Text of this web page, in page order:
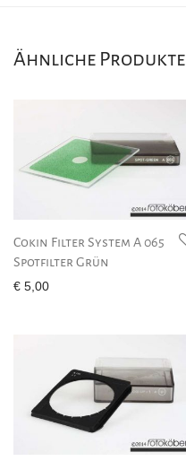
Ähnliche Produkte
Cokin Filter System A 065
Spotfilter Grün
€ 5,00